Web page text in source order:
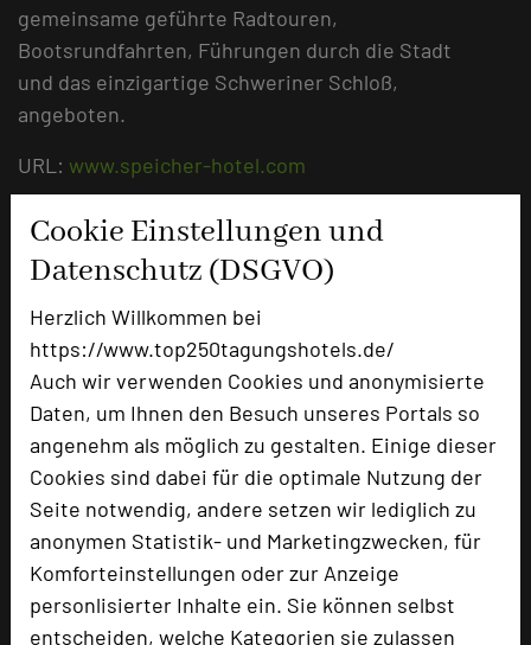
Cookie Einstellungen und
Datenschutz (DSGVO)
Herzlich Willkommen bei
https://www.top250tagungshotels.de/
Auch wir verwenden Cookies und anonymisierte
Daten, um Ihnen den Besuch unseres Portals so
angenehm als möglich zu gestalten. Einige dieser
Cookies sind dabei für die optimale Nutzung der
Seite notwendig, andere setzen wir lediglich zu
anonymen Statistik- und Marketingzwecken, für
Komforteinstellungen oder zur Anzeige
personlisierter Inhalte ein. Sie können selbst
entscheiden, welche Kategorien sie zulassen
gemeinsame geführte Radtouren,
Bootsrundfahrten, Führungen durch die Stadt
und das einzigartige Schweriner Schloß,
angeboten.
URL: www.speicher-hotel.com
Hotel Speicher am Ziegelsee Schwerin
Speicherstraße 11
19055 Schwerin
phone +49 385 5003-0